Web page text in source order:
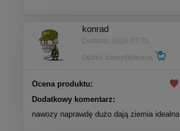
konrad
Dodano: 2026-07-31
Opinia zweryfikowana
Ocena produktu:
Dodatkowy komentarz:
nawozy naprawdę dużo dają ziemia idealna